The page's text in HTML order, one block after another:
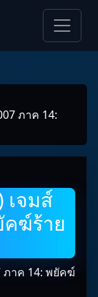
ภาค 14:
เจมส์
ฆ์ร้าย
ภาค 14: พยัคฆ์